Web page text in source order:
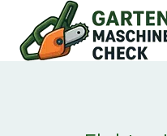
Inhalt
springen